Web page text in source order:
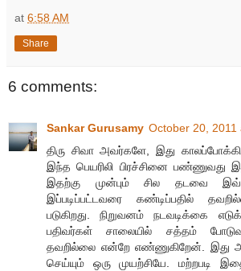
at 6:58 AM
Share
6 comments:
Sankar Gurusamy October 20, 2011
திரு சிவா அவர்களே, இது
இந்த பெயரிலி பிரச்சினை பண்ணுவது
இதற்கு முன்பும் சில தடவை
இப்படிப்பட்டவரை கண்டிப்பதில்
படுகிறது. நிறுவனம் நடவடிக்கை
பதிவர்கள் சாலையில் சத்தம்
தவறில்லை என்றே எண்ணுகிறேன். இது
செய்யும் ஒரு முயற்சியே. மற்றபடி